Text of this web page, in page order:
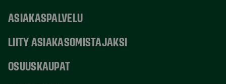
ASIAKASPALVELU
LIITY ASIAKASOMISTAJAKSI
OSUUSKAUPAT